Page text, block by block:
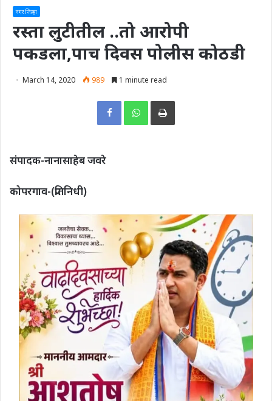
नगर जिल्हा
रस्ता लुटीतील ..तो आरोपी
पकडला,पाच दिवस पोलीस कोठडी
March 14, 2020 989 1 minute read
Print
संपादक-नानासाहेब जवरे
कोपरगाव-(प्रतिनिधी)